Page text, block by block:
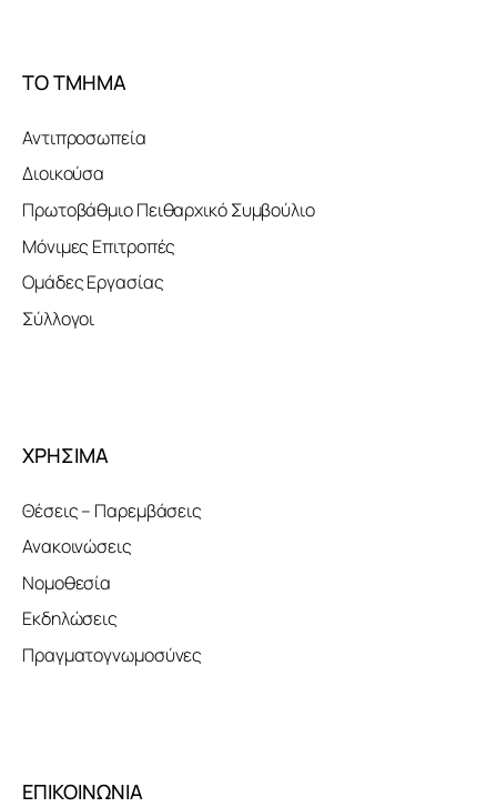
ΤΟ ΤΜΗΜΑ
Αντιπροσωπεία
Διοικούσα
Πρωτοβάθμιο Πειθαρχικό Συμβούλιο
Μόνιμες Επιτροπές
Ομάδες Εργασίας
Σύλλογοι
ΧΡΗΣΙΜΑ
Θέσεις – Παρεμβάσεις
Ανακοινώσεις
Νομοθεσία
Εκδηλώσεις
Πραγματογνωμοσύνες
ΕΠΙΚΟΙΝΩΝΙΑ